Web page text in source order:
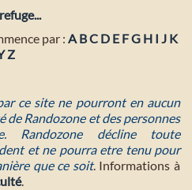
par : A BC D E FG H I J K
Z
ce site ne pourront en aucun
de Randozone et des personnes
Randozone décline toute
et ne pourra etre tenu pour
que ce soit. Informations à
.